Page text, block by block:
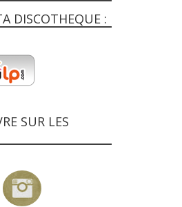
DISCOTHEQUE :
SUR LES